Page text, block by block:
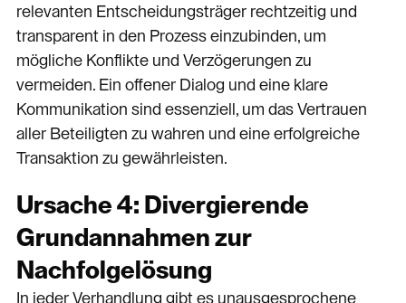
relevanten Entscheidungsträger rechtzeitig und
transparent in den Prozess einzubinden, um
mögliche Konflikte und Verzögerungen zu
vermeiden. Ein offener Dialog und eine klare
Kommunikation sind essenziell, um das Vertrauen
aller Beteiligten zu wahren und eine erfolgreiche
Transaktion zu gewährleisten.
Ursache 4: Divergierende
Grundannahmen zur
Nachfolgelösung
In jeder Verhandlung gibt es unausgesprochene